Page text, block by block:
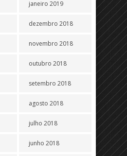
janeiro 2019
dezembro 2018
novembro 2018
outubro 2018
setembro 2018
agosto 2018
julho 2018
junho 2018